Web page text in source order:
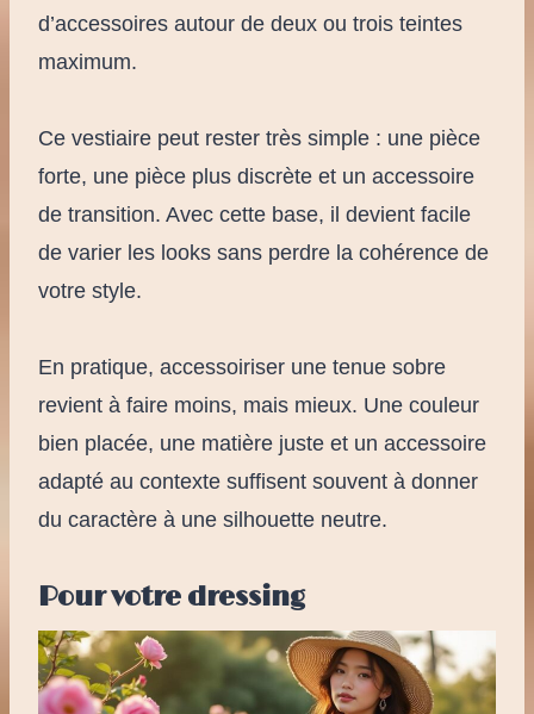
d’accessoires autour de deux ou trois teintes
maximum.
Ce vestiaire peut rester très simple : une pièce
forte, une pièce plus discrète et un accessoire
de transition. Avec cette base, il devient facile
de varier les looks sans perdre la cohérence de
votre style.
En pratique, accessoiriser une tenue sobre
revient à faire moins, mais mieux. Une couleur
bien placée, une matière juste et un accessoire
adapté au contexte suffisent souvent à donner
du caractère à une silhouette neutre.
Pour votre dressing